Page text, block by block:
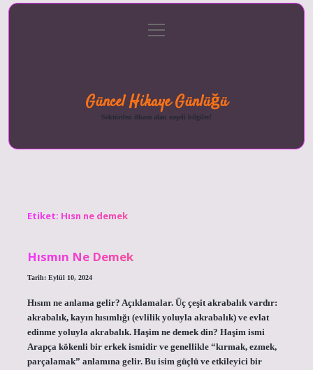
menüyü
aç
Güncel Hikaye Günlüğü
Sektörden ilham alan neşeli bilgiler!
Etiket: Hısn ne demek
Hısmın Ne Demek
Tarih: Eylül 10, 2024
Hısım ne anlama gelir? Açıklamalar. Üç çeşit akrabalık vardır:
akrabalık, kayın hısımlığı (evlilik yoluyla akrabalık) ve evlat
edinme yoluyla akrabalık. Haşim ne demek din? Haşim ismi
Arapça kökenli bir erkek ismidir ve genellikle “kırmak, ezmek,
parçalamak” anlamına gelir. Bu isim güçlü ve etkileyici bir